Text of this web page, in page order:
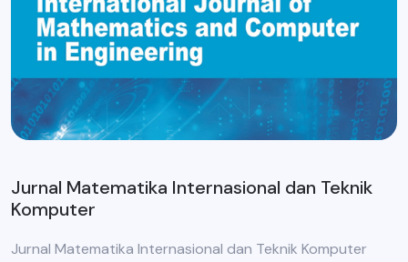
Jurnal Matematika Internasional dan Teknik
Komputer
Jurnal Matematika Internasional dan Teknik Komputer